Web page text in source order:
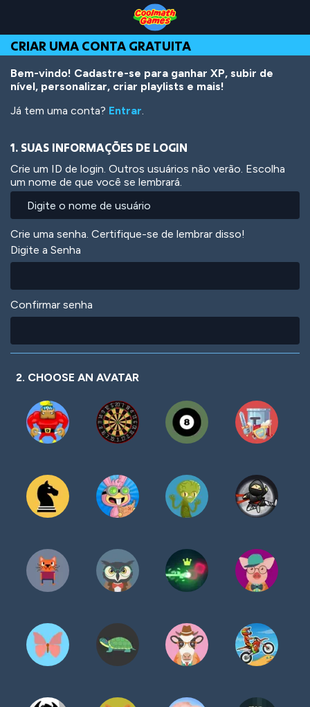
Top
of
Page
Navigation
Main
Content
Footer
o
conteúdo
principal
CRIAR UMA CONTA GRATUITA
Bem-vindo! Cadastre-se para ganhar XP, subir de
nível, personalizar, criar playlists e mais!
Já tem uma conta? Entrar.
1. SUAS INFORMAÇÕES DE LOGIN
Crie um ID de login. Outros usuários não verão. Escolha
um nome de que você se lembrará.
Crie uma senha. Certifique-se de lembrar disso!
Digite a Senha
Confirmar senha
2. CHOOSE AN AVATAR